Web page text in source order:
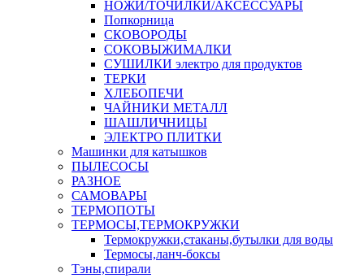
НОЖИ/ТОЧИЛКИ/АКСЕССУАРЫ
Попкорница
СКОВОРОДЫ
СОКОВЫЖИМАЛКИ
СУШИЛКИ электро для продуктов
ТЕРКИ
ХЛЕБОПЕЧИ
ЧАЙНИКИ МЕТАЛЛ
ШАШЛИЧНИЦЫ
ЭЛЕКТРО ПЛИТКИ
Машинки для катышков
ПЫЛЕСОСЫ
РАЗНОЕ
САМОВАРЫ
ТЕРМОПОТЫ
ТЕРМОСЫ,ТЕРМОКРУЖКИ
Термокружки,стаканы,бутылки для воды
Термосы,ланч-боксы
Тэны,спирали